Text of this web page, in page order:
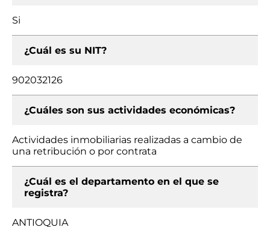
Si
¿Cuál es su NIT?
902032126
¿Cuáles son sus actividades económicas?
Actividades inmobiliarias realizadas a cambio de
una retribución o por contrata
¿Cuál es el departamento en el que se
registra?
ANTIOQUIA